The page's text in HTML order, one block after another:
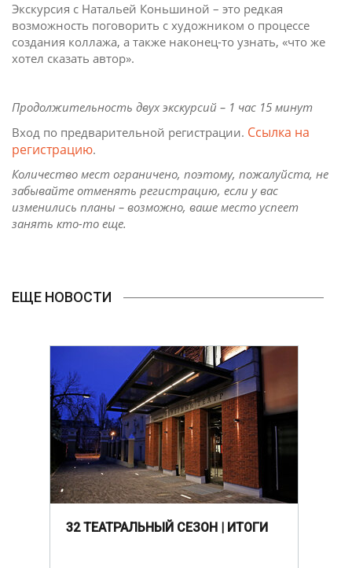
Экскурсия с Натальей Коньшиной – это редкая
возможность поговорить с художником о процессе
создания коллажа, а также наконец-то узнать, «что же
хотел сказать автор».
Продолжительность двух экскурсий – 1 час 15 минут
Вход по предварительной регистрации. Ссылка на
регистрацию.
Количество мест ограничено, поэтому, пожалуйста, не
забывайте отменять регистрацию, если у вас
изменились планы – возможно, ваше место успеет
занять кто-то еще.
ЕЩЕ НОВОСТИ
32 ТЕАТРАЛЬНЫЙ СЕЗОН | ИТОГИ